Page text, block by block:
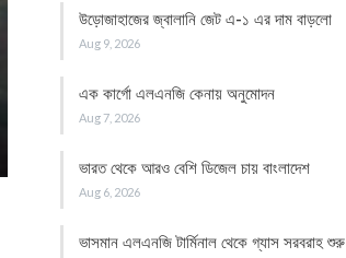
উড়োজাহাজের জ্বালানি জেট এ-১ এর দাম বাড়লো
Aug 9, 2026
এক কার্গো এলএনজি কেনায় অনুমোদন
Aug 7, 2026
ভারত থেকে আরও বেশি ডিজেল চায় বাংলাদেশ
Aug 6, 2026
ভাসমান এলএনজি টার্মিনাল থেকে গ্যাস সরবরাহ শুরু